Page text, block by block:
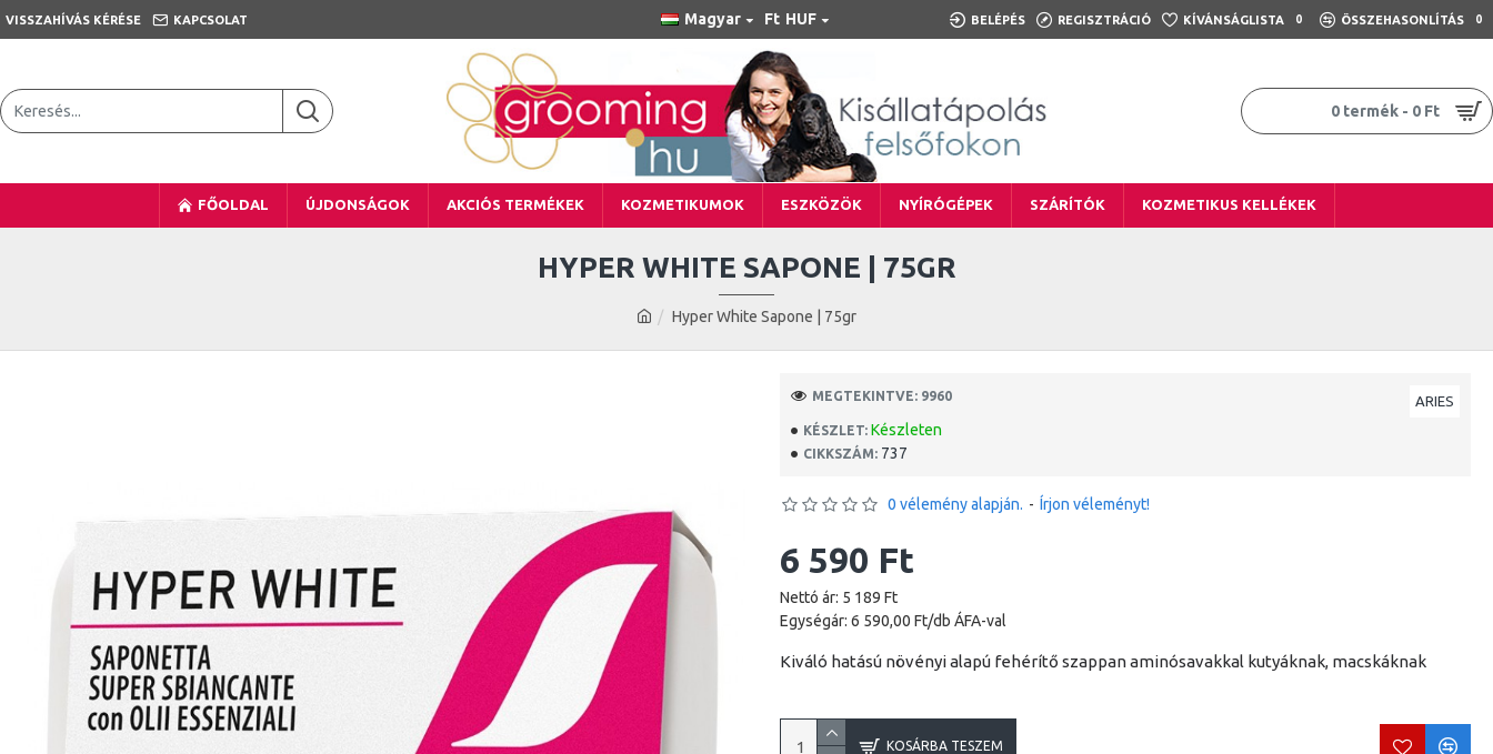
VISSZAHÍVÁS KÉRÉSE KAPCSOLAT Magyar Ft HUF BELÉPÉS REGISZTRÁCIÓ KÍVÁNSÁGLISTA 0 ÖSSZEHASONLÍTÁS 0
0 termék - 0 Ft
FŐOLDAL ÚJDONSÁGOK AKCIÓS TERMÉKEK KOZMETIKUMOK ESZKÖZÖK NYÍRÓGÉPEK SZÁRÍTÓK KOZMETIKUS KELLÉKEK
Hyper White Sapone | 75gr
HYPER WHITE SAPONE | 75GR
KÉSZLET: Készleten
CIKKSZÁM: 737
ARIES
MEGTEKINTVE: 9960
0 vélemény alapján. - Írjon véleményt!
6 590 Ft
Nettó ár: 5 189 Ft
Egységár: 6 590,00 Ft/db ÁFA-val
Kiváló hatású növényi alapú fehérítő szappan aminósavakkal kutyáknak, macskáknak
KOSÁRBA TESZEM